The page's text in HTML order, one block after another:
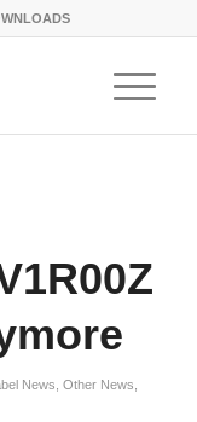
News Other News